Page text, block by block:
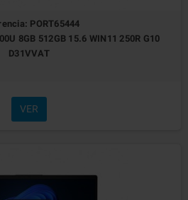
PORT65444
8GB 512GB 15.6 WIN11 250R G10
D31VVAT
VER